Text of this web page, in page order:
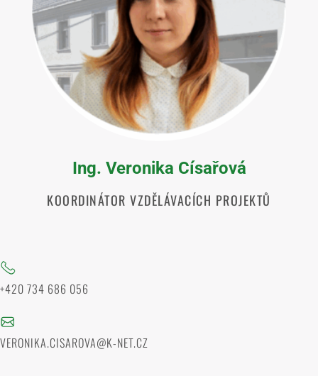
Ing. Veronika Císařová
KOORDINÁTOR VZDĚLÁVACÍCH PROJEKTŮ
+420 734 686 056
VERONIKA.CISAROVA@K-NET.CZ